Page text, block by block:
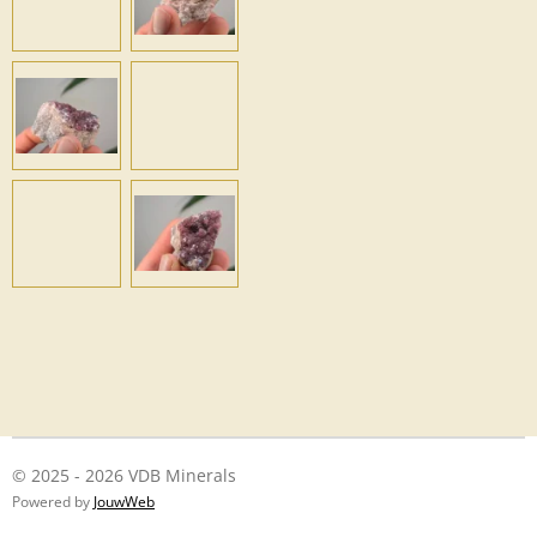
© 2025 - 2026 VDB Minerals
Powered by JouwWeb